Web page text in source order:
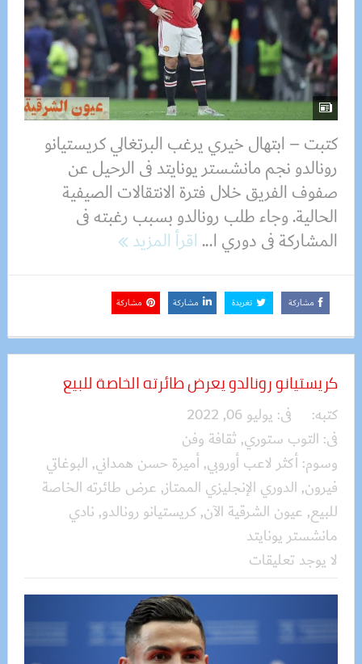
كتبت – ابتهال خيري يرغب البرتغالي كريستيانو
رونالدو نجم مانشستر يونايتد فى الرحيل عن
صفوف الفريق خلال فترة الانتقالات الصيفية
الحالية. وجاء طلب رونالدو بسبب رغبته فى
المشاركة فى دوري ا...اقرأ المزيد
مشاركة تغريدة مشاركة مشاركة
كريستيانو رونالدو يعرض طائرته الخاصة للبيع
كتبه: فى: يوليو 06, 2022
فى: التوب ستوري, ثقافة وفن
وسوم:أكثر لاعب أوروبي,أميرة حسن همداني, البوغاتي
فيرون, الدوري الإنجليزي الممتاز, عرض طائرته الخاصة
للبيع, عيون الشرقية الآن,كريستيانو رونالدو, نادي
مانشستر يونايتد
لا يوجد تعليقات